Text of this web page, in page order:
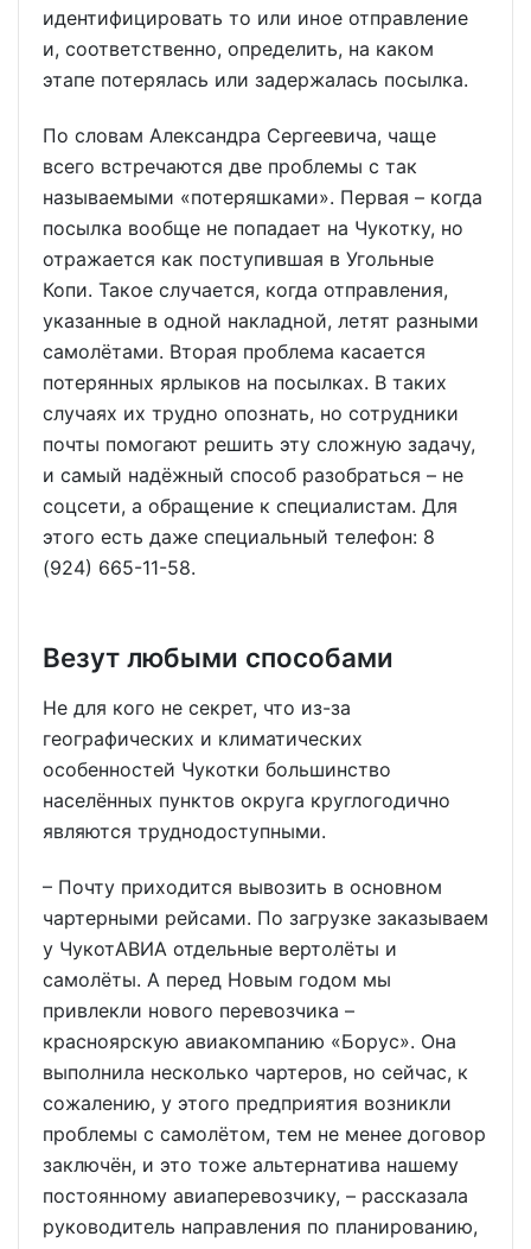
идентифицировать то или иное отправление
и, соответственно, определить, на каком
этапе потерялась или задержалась посылка.
По словам Александра Сергеевича, чаще
всего встречаются две проблемы с так
называемыми «потеряшками». Первая – когда
посылка вообще не попадает на Чукотку, но
отражается как поступившая в Угольные
Копи. Такое случается, когда отправления,
указанные в одной накладной, летят разными
самолётами. Вторая проблема касается
потерянных ярлыков на посылках. В таких
случаях их трудно опознать, но сотрудники
почты помогают решить эту сложную задачу,
и самый надёжный способ разобраться – не
соцсети, а обращение к специалистам. Для
этого есть даже специальный телефон: 8
(924) 665-11-58.
Везут любыми способами
Не для кого не секрет, что из-за
географических и климатических
особенностей Чукотки большинство
населённых пунктов округа круглогодично
являются труднодоступными.
– Почту приходится вывозить в основном
чартерными рейсами. По загрузке заказываем
у ЧукотАВИА отдельные вертолёты и
самолёты. А перед Новым годом мы
привлекли нового перевозчика –
красноярскую авиакомпанию «Борус». Она
выполнила несколько чартеров, но сейчас, к
сожалению, у этого предприятия возникли
проблемы с самолётом, тем не менее договор
заключён, и это тоже альтернатива нашему
постоянному авиаперевозчику, – рассказала
руководитель направления по планированию,